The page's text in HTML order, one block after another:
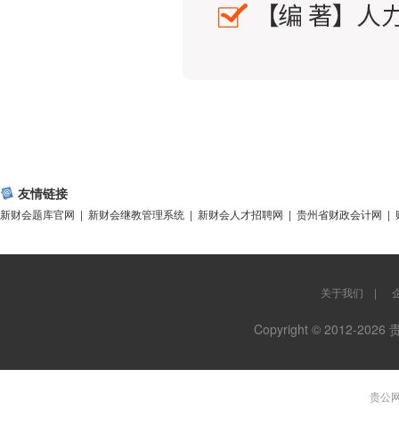
友情链接
新财会题库官网 | 新财会继教管理系统 | 新财会人才招聘网 | 贵州省财政会计网 |
关于我们 |
Copyright © 2012-2026
贵公